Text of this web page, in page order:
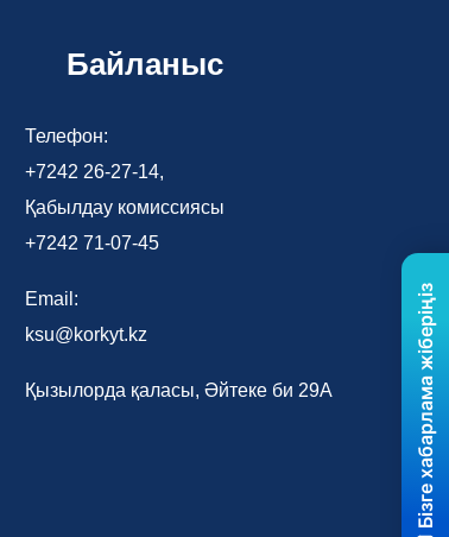
Байланыс
Телефон:
+7242 26-27-14,
Қабылдау комиссиясы
+7242 71-07-45
Email:
ksu@korkyt.kz
Қызылорда қаласы, Әйтеке би 29А Бізге хабарлама жіберіңіз